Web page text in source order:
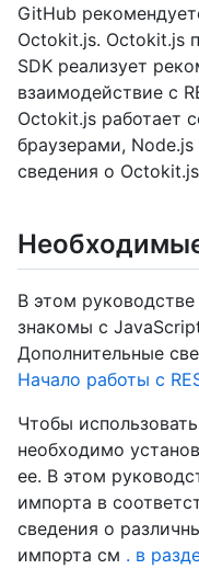
GitHub
Octokit.js. Octokit.js
SDK реализует
взаимодействие с
Octokit.js работает
браузерами,
сведения о
В этом
знакомы с
Дополнительные
Начало работы с
Чтобы
необходимо
ее. В этом
импорта в
сведения о
импорта см . в